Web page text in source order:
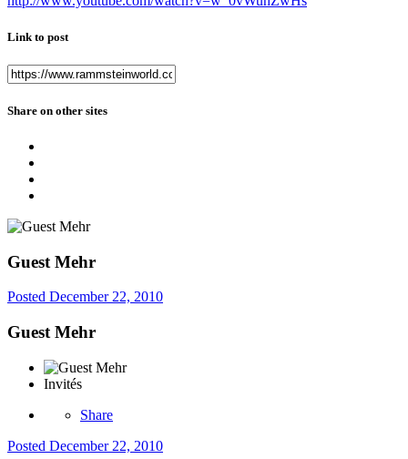
Link to post
Share on other sites
Guest Mehr
Posted December 22, 2010
Guest Mehr
Invités
Share
Posted December 22, 2010